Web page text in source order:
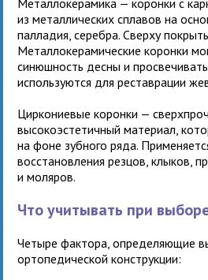
из металлических сплавов на
палладия, серебра. Сверху
Металлокерамические коронки
синюшность десны и
используются для реставрации
Циркониевые коронки —
высокоэстетичный материал,
на фоне зубного ряда.
восстановления резцов, клыков,
и моляров.
Что учитывать при
Четыре фактора, определяющие
ортопедической конструкции: